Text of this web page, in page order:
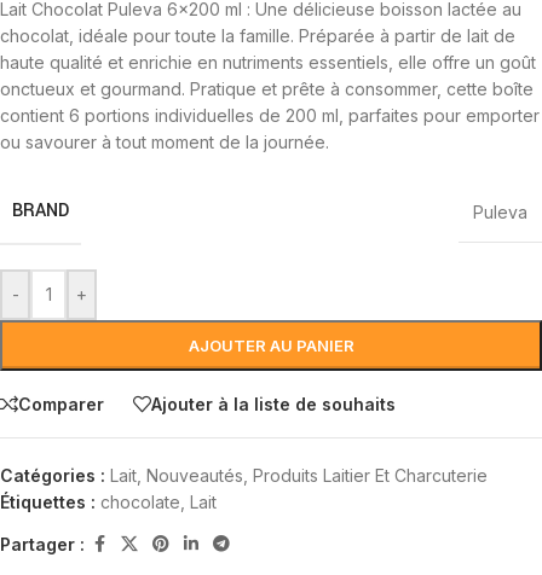
Lait Chocolat Puleva 6×200 ml : Une délicieuse boisson lactée au
chocolat, idéale pour toute la famille. Préparée à partir de lait de
haute qualité et enrichie en nutriments essentiels, elle offre un goût
onctueux et gourmand. Pratique et prête à consommer, cette boîte
contient 6 portions individuelles de 200 ml, parfaites pour emporter
ou savourer à tout moment de la journée.
BRAND Puleva
- +
AJOUTER AU PANIER
Comparer Ajouter à la liste de souhaits
Catégories : Lait Nouveautés Produits Laitier Et Charcuterie
Étiquettes : chocolate Lait
Partager :